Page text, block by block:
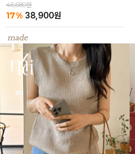
46,680원
17% 38,900원